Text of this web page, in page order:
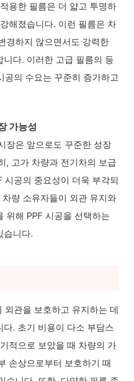
용한 필름은 더 얇고 투명하
해졌습니다. 이런 필름은 차
경하지 않으면서도 강력한
니다. 이러한 고급 필름의 등
공의 수요는 꾸준히 증가하고
가능성
장은 앞으로도 꾸준한 성장
, 고가 차량과 전기차의 보급
시공의 중요성이 더욱 부각되
량 소유자들이 외관 유지와
위해 PPF 시공을 선택하는
습니다​.
외관을 보호하고 유지하는 데
다. 초기 비용이 다소 부담스
적으로 보았을 때 차량의 가
손상으로부터 보호하기 때